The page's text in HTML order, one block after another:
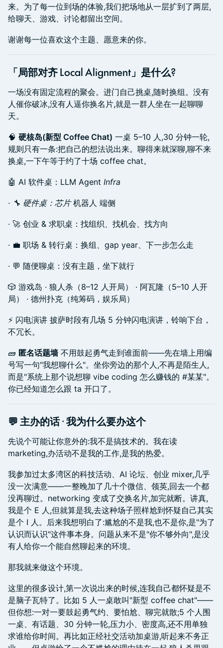
来。为了每一位到场的体验,我们把场地从一层扩到了两层,
给聊天、游戏、讨论都留出空间。
谢谢每一位喜欢这个主题、愿意来的你。
「局部对齐 Local Alignment」是什么?
一场没有固定流程的聚会。进门自己挑桌,随时换组。没有
人催你破冰,没有人逼你换名片,就是一群人坐在一起聊聊
天。
🧠 硬核岛(新型 Coffee Chat) 一桌 5–10 人,30 分钟一轮,
规则只有一条:把自己的想法说出来。聊得来就深聊,聊不来
换桌,一下午等于约了十场 coffee chat。
🤖 AI 软件桌：LLM Agent Infra
· 🔧 硬件桌：芯片机器人 端侧
· 🚀 创业 & 求职桌：找组织、找机会、找方向
· 💼 职场 & 转行桌：换组、gap year、下一步怎么走
· 💬 随便聊桌：没有主题，坐下就行
🎲 游戏岛 · 狼人杀（8–12 人开局） · 阿瓦隆（5–10 人开
局） · 德州扑克（纯筹码，娱乐局）
⚡ 闪电演讲 披萨时段有几场 5 分钟闪电演讲，铃响下台，
不冗长。
🧱 匿名话题墙不用鼓起勇气走到谁面前——先在墙上用编
号写一句"我想聊什么"。坐你旁边的那个人,不再是陌生人,
而是"系统上那个说想聊 vibe coding 怎么赚钱的 #某某"。
你已经知道怎么跟 ta 开口了。
💬 主办的话 · 我为什么要办这个
先说个可能让你意外的:我不是搞技术的。我在读
marketing,办活动不是我的工作,是我的热爱。
我参加过太多湾区的科技活动、AI 论坛、创业 mixer,几乎
没一次满意——一整晚加了几十个微信、领英,回去一个都
没再聊过。networking 变成了交换名片,加完就断。讲真,
我是个 E 人,但就算是我,去这种场子照样尬到怀疑自己其实
是个 I 人。后来我想明白了:尴尬的不是我,也不是你,是"为了
认识而认识"这件事本身。问题从来不是"你不够外向",是没
有人给你一个能自然聊起来的环境。
那我就来做这个环境。
这里的很多设计,第一次说出来的时候,连我自己都怀疑是不
是脑子瓦特了。比如 5 人一桌敢叫"新型 coffee chat"——
但你想:一对一要鼓起勇气约、要怕尬、聊完就散;5 个人围
一桌、有话题、30 分钟一轮,压力小、密度高,还不用单独
求谁给你时间。再比如正经社交活动加桌游,听起来不务正